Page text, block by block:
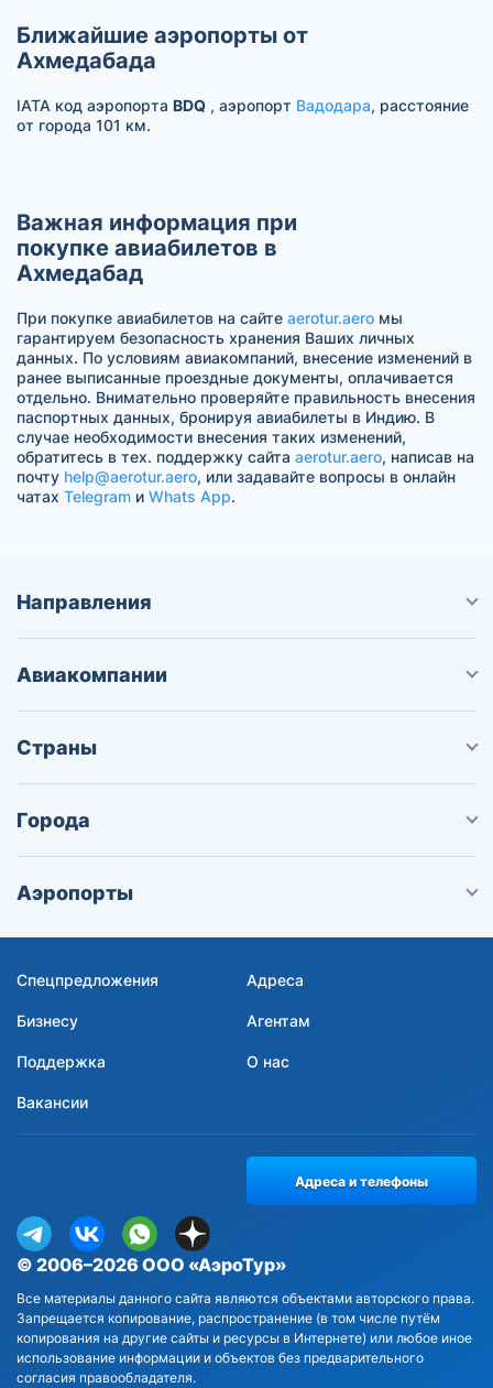
Ближайшие аэропорты от
Ахмедабада
IATA код аэропорта BDQ , аэропорт Вадодара, расстояние
от города 101 км.
Важная информация при
покупке авиабилетов в
Ахмедабад
При покупке авиабилетов на сайте aerotur.aero мы
гарантируем безопасность хранения Ваших личных
данных. По условиям авиакомпаний, внесение изменений в
ранее выписанные проездные документы, оплачивается
отдельно. Внимательно проверяйте правильность внесения
паспортных данных, бронируя авиабилеты в Индию. В
случае необходимости внесения таких изменений,
обратитесь в тех. поддержку сайта aerotur.aero, написав на
почту help@aerotur.aero, или задавайте вопросы в онлайн
чатах Telegram и Whats App.
Направления
Авиакомпании
Страны
Города
Аэропорты
Спецпредложения Адреса
Бизнесу Агентам
Поддержка О нас
Вакансии
© 2006–2026 ООО «АэроТур»
Все материалы данного сайта являются объектами авторского права.
Запрещается копирование, распространение (в том числе путём
копирования на другие сайты и ресурсы в Интернете) или любое иное
использование информации и объектов без предварительного
согласия правообладателя.
Адреса и телефоны